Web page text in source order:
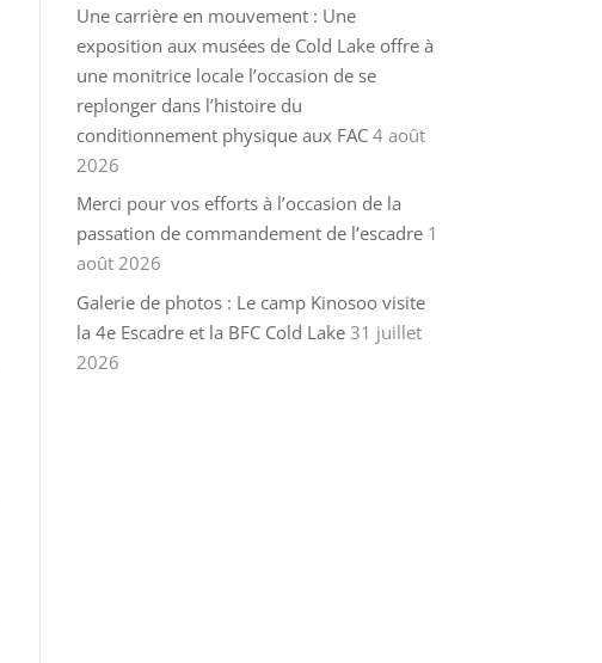
Une carrière en mouvement : Une
exposition aux musées de Cold Lake offre à
une monitrice locale l’occasion de se
replonger dans l’histoire du
conditionnement physique aux FAC 4 août
2026
Merci pour vos efforts à l’occasion de la
passation de commandement de l’escadre 1
août 2026
Galerie de photos : Le camp Kinosoo visite
la 4e Escadre et la BFC Cold Lake 31 juillet
2026